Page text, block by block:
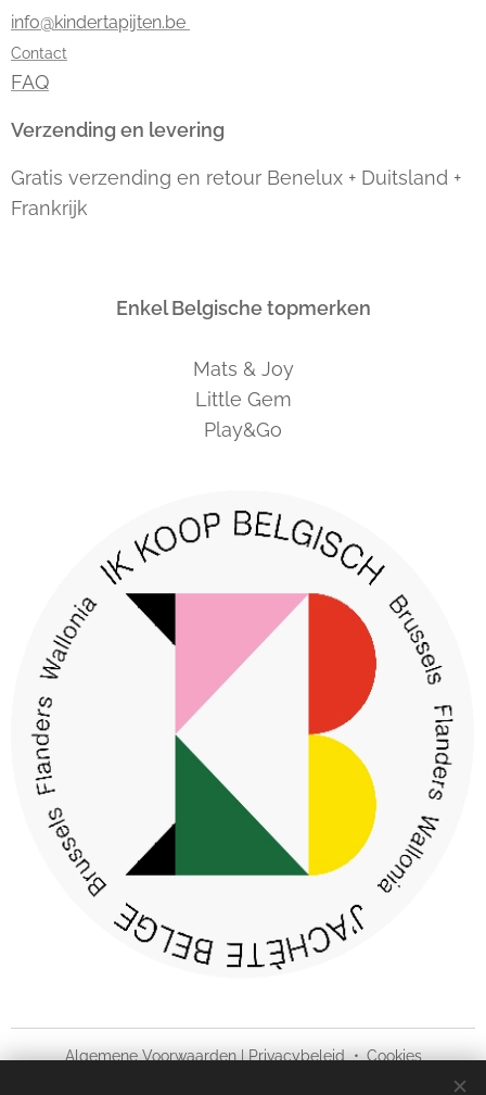
info@kindertapijten.be
Contact
FAQ
Verzending en levering
Gratis verzending en retour Benelux + Duitsland +
Frankrijk
Enkel Belgische topmerken
Mats & Joy
Little Gem
Play&Go
Algemene Voorwaarden| Privacybeleid Cookies